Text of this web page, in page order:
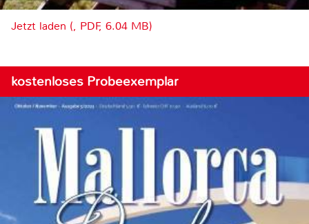
Jetzt laden (, PDF, 6.04 MB)
kostenloses Probeexemplar